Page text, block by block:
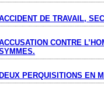
DE TRAVAIL,
CONTRE
DEUX PERQUISITIONS EN